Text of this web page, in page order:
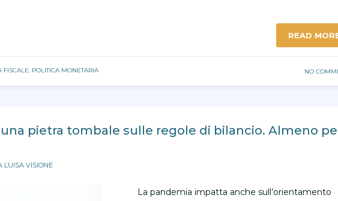
READ
FISCALE, POLITICA MONETARIA NO
pietra tombale sulle regole di bilancio. Almeno
LUISA VISIONE
La pandemia impatta anche sull’orientamento